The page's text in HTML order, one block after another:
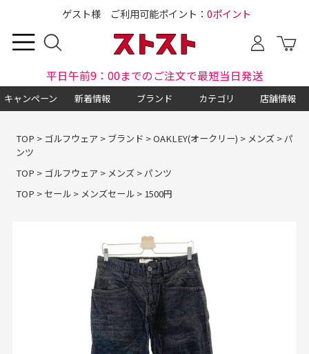
ゲスト様 ご利用可能ポイント： 0ポイント
平日午前9：00までのご注文で最短当日発送
キャンペーン 新着情報 ブランド カテゴリ 店舗情報
TOP > ゴルフウェア > ブランド >OAKLEY(オークリー) > メンズ>パ
ンツ
TOP > ゴルフウェア > メンズ>パンツ
TOP > セール> メンズセール> 1500円